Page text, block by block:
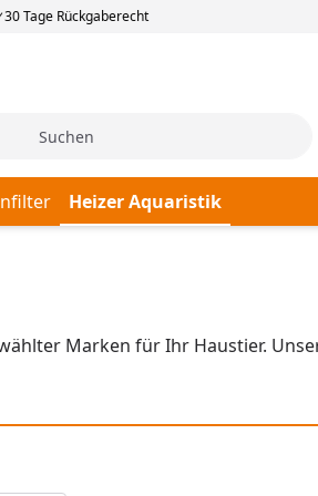
30 Tage Rückgaberecht
Heizer Aquaristik
Marken für Ihr Haustier.